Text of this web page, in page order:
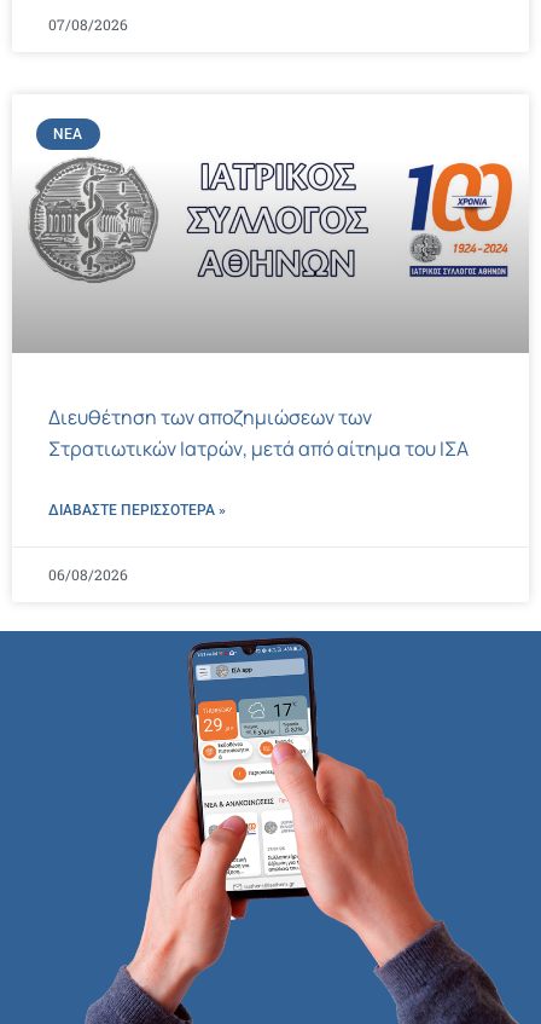
07/08/2026
ΝΈΑ
Διευθέτηση των αποζημιώσεων των
Στρατιωτικών Ιατρών, μετά από αίτημα του ΙΣΑ
ΔΙΑΒΑΣΤΕ ΠΕΡΙΣΣΌΤΕΡΑ »
06/08/2026